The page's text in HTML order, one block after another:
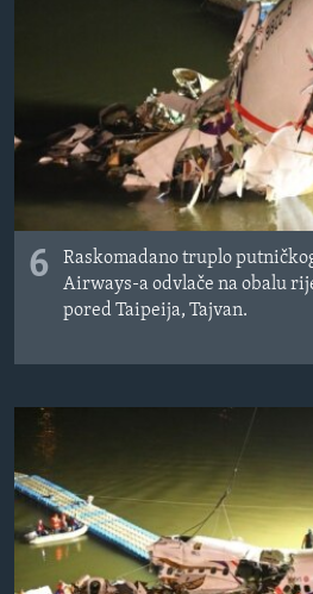
6
Raskomadano truplo
Airways-a odvlače na obalu
pored Taipeija, Tajvan.